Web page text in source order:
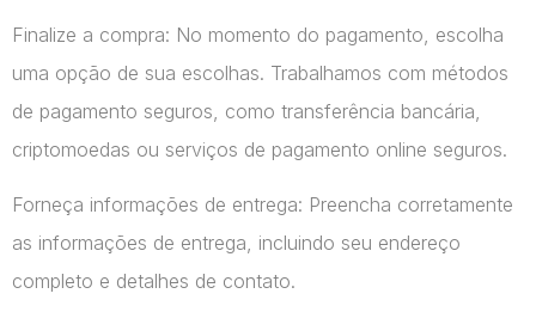
Finalize a compra: No momento do pagamento, escolha
uma opção de sua escolhas. Trabalhamos com métodos
de pagamento seguros, como transferência bancária,
criptomoedas ou serviços de pagamento online seguros.
Forneça informações de entrega: Preencha corretamente
as informações de entrega, incluindo seu endereço
completo e detalhes de contato.